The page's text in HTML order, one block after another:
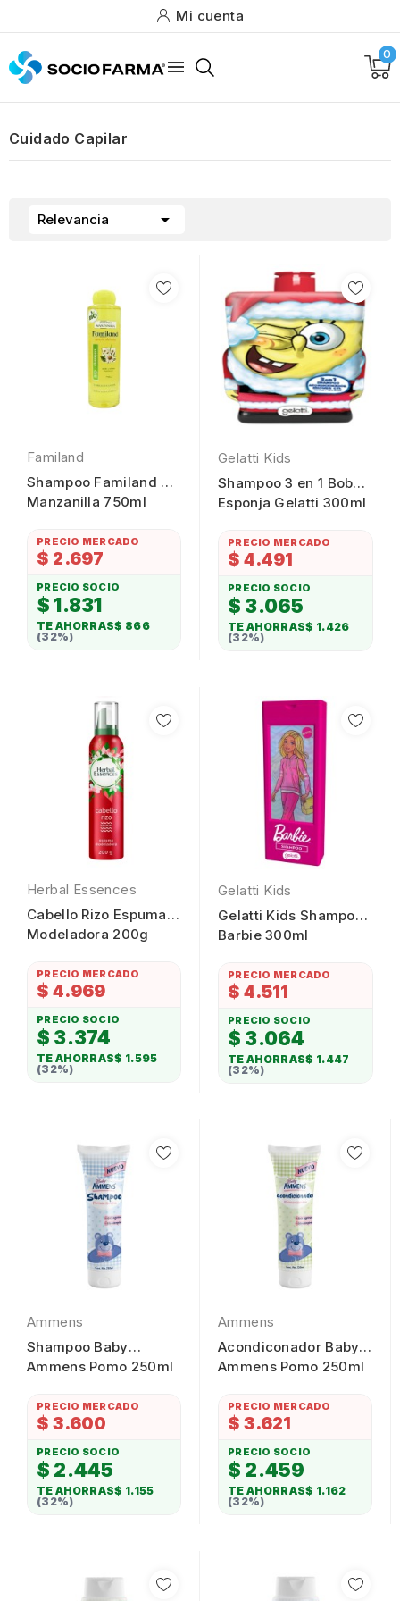
Mi cuenta

0
Cuidado Capilar
Relevancia 
Familand
Shampoo Familand de
Manzanilla 750ml
PRECIO MERCADO
$ 2.697
PRECIO SOCIO
$ 1.831
TE AHORRAS$ 866
(32%)
Gelatti Kids
Shampoo 3 en 1 Bob
Esponja Gelatti 300ml
PRECIO MERCADO
$ 4.491
PRECIO SOCIO
$ 3.065
TE AHORRAS$ 1.426
(32%)
Herbal Essences
Cabello Rizo Espuma
Modeladora 200g
PRECIO MERCADO
$ 4.969
PRECIO SOCIO
$ 3.374
TE AHORRAS$ 1.595
(32%)
Gelatti Kids
Gelatti Kids Shampoo
Barbie 300ml
PRECIO MERCADO
$ 4.511
PRECIO SOCIO
$ 3.064
TE AHORRAS$ 1.447
(32%)
Ammens
Shampoo Baby
Ammens Pomo 250ml
PRECIO MERCADO
$ 3.600
PRECIO SOCIO
$ 2.445
TE AHORRAS$ 1.155
(32%)
Ammens
Acondiconador Baby
Ammens Pomo 250ml
PRECIO MERCADO
$ 3.621
PRECIO SOCIO
$ 2.459
TE AHORRAS$ 1.162
(32%)